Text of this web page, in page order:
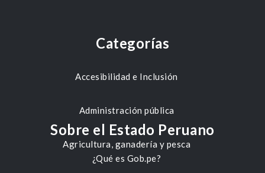
Categorías
Accesibilidad e Inclusión
Administración pública
Agricultura, ganadería y pesca
Sobre el Estado Peruano
¿Qué es Gob.pe?